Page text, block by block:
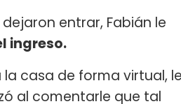
entrar, Fabián le
ingreso.
casa de forma virtual,
al comentarle que tal